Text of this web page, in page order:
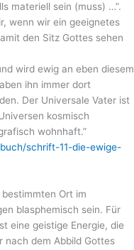
materiell sein (muss) …”.
wenn wir ein geeignetes
den Sitz Gottes sehen
wird ewig an eben diesem
ihn immer dort
Der Universale Vater ist
kosmisch
wohnhaft.”
schrift-11-die-ewige-
Ort im
blasphemisch sein. Für
eine geistige Energie, die
nach dem Abbild Gottes